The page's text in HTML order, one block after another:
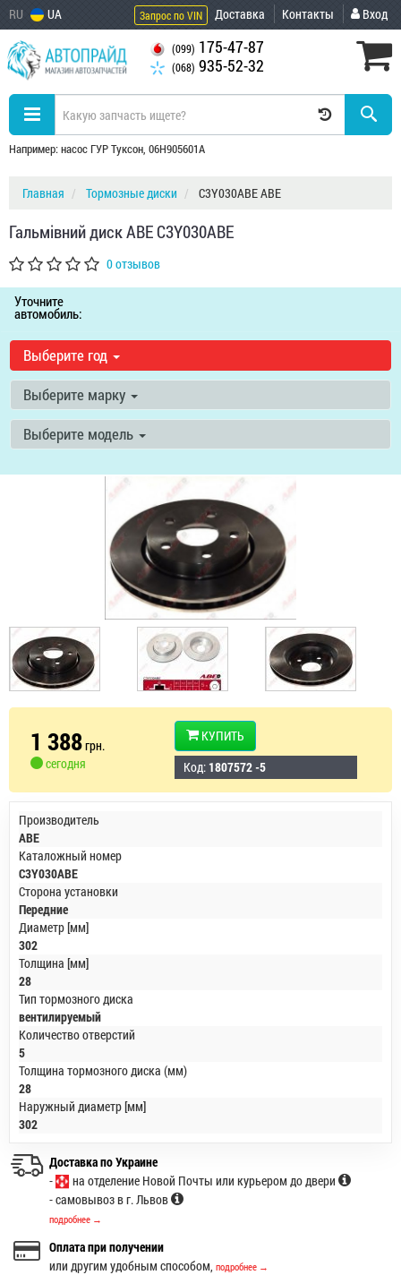
RU UA Запрос по VIN Доставка Контакты Вход
(099) 175-47-87
(068) 935-52-32
Например: насос ГУР Туксон, 06H905601A
Главная Тормозные диски C3Y030ABE ABE
Гальмівний диск ABE C3Y030ABE
0 отзывов
Уточните
автомобиль:
Выберите год
Выберите марку
Выберите модель
1 388грн.
сегодня
КУПИТЬ
Код: 1807572 -5
Производитель
ABE
Каталожный номер
C3Y030ABE
Сторона установки
Передние
Диаметр [мм]
302
Толщина [мм]
28
Тип тормозного диска
вентилируемый
Количество отверстий
5
Толщина тормозного диска (мм)
28
Наружный диаметр [мм]
302
Доставка по Украине
-
на отделение Новой Почты или курьером до двери
- самовывоз в г. Львов
подробнее →
Оплата при получении
или другим удобным способом, подробнее →